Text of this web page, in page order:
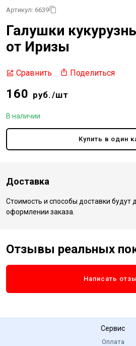
Артикул: 6639
Галушки
от Иризы
Сравнить Поделиться
160 руб./шт
В наличии
Купить в один
Доставка
Стоимость и способы доставки будут
оформлении заказа.
Отзывы реальных
Написать
Сервис
Оплата